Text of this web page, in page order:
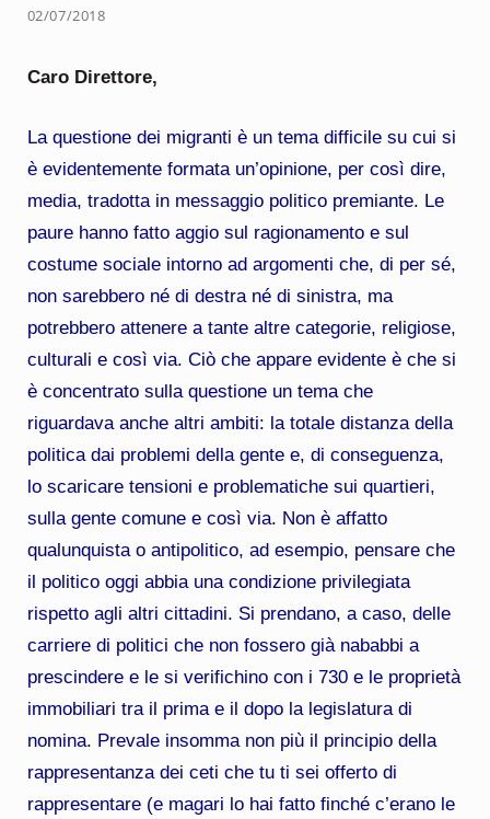
02/07/2018
Caro Direttore,
La questione dei migranti è un tema difficile su cui si
è evidentemente formata un’opinione, per così dire,
media, tradotta in messaggio politico premiante. Le
paure hanno fatto aggio sul ragionamento e sul
costume sociale intorno ad argomenti che, di per sé,
non sarebbero né di destra né di sinistra, ma
potrebbero attenere a tante altre categorie, religiose,
culturali e così via. Ciò che appare evidente è che si
è concentrato sulla questione un tema che
riguardava anche altri ambiti: la totale distanza della
politica dai problemi della gente e, di conseguenza,
lo scaricare tensioni e problematiche sui quartieri,
sulla gente comune e così via. Non è affatto
qualunquista o antipolitico, ad esempio, pensare che
il politico oggi abbia una condizione privilegiata
rispetto agli altri cittadini. Si prendano, a caso, delle
carriere di politici che non fossero già nababbi a
prescindere e le si verifichino con i 730 e le proprietà
immobiliari tra il prima e il dopo la legislatura di
nomina. Prevale insomma non più il principio della
rappresentanza dei ceti che tu ti sei offerto di
rappresentare (e magari lo hai fatto finché c’erano le